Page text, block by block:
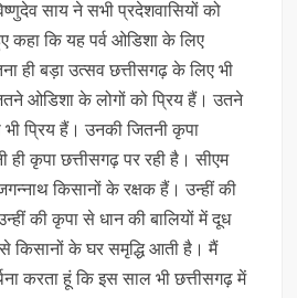
साय ने सभी प्रदेशवासियों को
कहा कि यह पर्व ओडिशा के लिए
ही बड़ा उत्सव छत्तीसगढ़ के लिए भी
ओडिशा के लोगों को प्रिय हैं। उतने
भी प्रिय हैं। उनकी जितनी कृपा
ही कृपा छत्तीसगढ़ पर रही है। सीएम
किसानों के रक्षक हैं। उन्हीं की
की कृपा से धान की बालियों में दूध
किसानों के घर समृद्धि आती है। मैं
करता हूं कि इस साल भी छत्तीसगढ़ में